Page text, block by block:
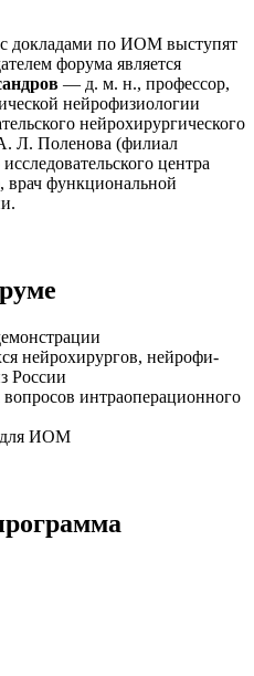
докладами по ИОМ выступят
форума является
— д. м. н., профессор,
нейрофизиологии
нейрохирургического
Л. Поленова (филиал
центра
функциональной
нейрохирургов, нейрофи­
Рос­сии
интраоперационного
для ИОМ